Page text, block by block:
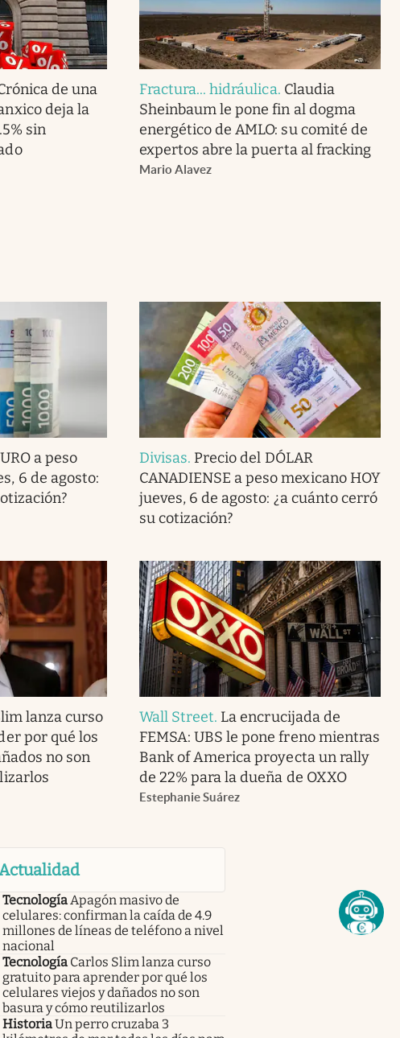
de una
deja la
sin
Fractura... hidráulica. Claudia
Sheinbaum le pone fin al dogma
energético de AMLO: su comité de
expertos abre la puerta al fracking
Mario Alavez
a peso
6 de agosto:
Divisas. Precio del DÓLAR
CANADIENSE a peso mexicano HOY
jueves, 6 de agosto: ¿a cuánto cerró
su cotización?
lanza curso
por qué los
no son
Wall Street. La encrucijada de
FEMSA: UBS le pone freno mientras
Bank of America proyecta un rally
de 22% para la dueña de OXXO
Estephanie Suárez
Tecnología Apagón masivo de
celulares: confirman la caída de 4.9
millones de líneas de teléfono a nivel
nacional
Tecnología Carlos Slim lanza curso
gratuito para aprender por qué los
celulares viejos y dañados no son
basura y cómo reutilizarlos
HistoriaUn perro cruzaba 3